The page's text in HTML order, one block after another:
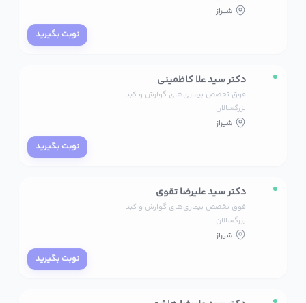
شیراز
نوبت بگیرید
دکتر سید علا کاظمینی
فوق تخصص بیماری‌های گوارش و کبد
بزرگسالان
شیراز
نوبت بگیرید
دکتر سید علیرضا تقوی
فوق تخصص بیماری‌های گوارش و کبد
بزرگسالان
شیراز
نوبت بگیرید
دکتر سید علیرضا هاشمی